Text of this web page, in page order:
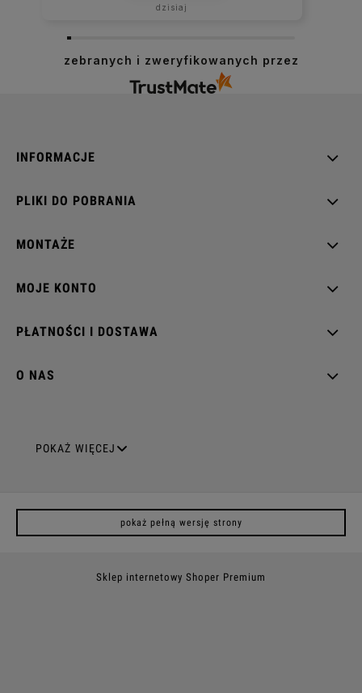
dzisiaj
zebranych i zweryfikowanych przez
INFORMACJE
PLIKI DO POBRANIA
MONTAŻE
MOJE KONTO
PŁATNOŚCI I DOSTAWA
O NAS
GNIAZDA ELEKTRYCZNE
Gniazda podwójne z uziemieniem
POKAŻ WIĘCEJ
pokaż pełną wersję strony
Sklep internetowy Shoper Premium